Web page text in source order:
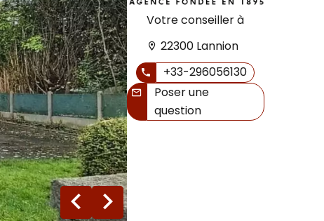
Votre conseiller à
22300 Lannion
+33-296056130
Poser une
question